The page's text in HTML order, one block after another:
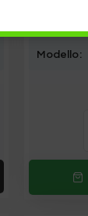
Modello: